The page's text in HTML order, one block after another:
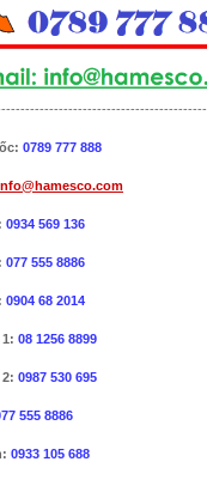
0789 777 888
0934 569 136
077 555 8886
0904 68 2014
08 1256 8899
0987 530 695
555 8886
0933 105 688